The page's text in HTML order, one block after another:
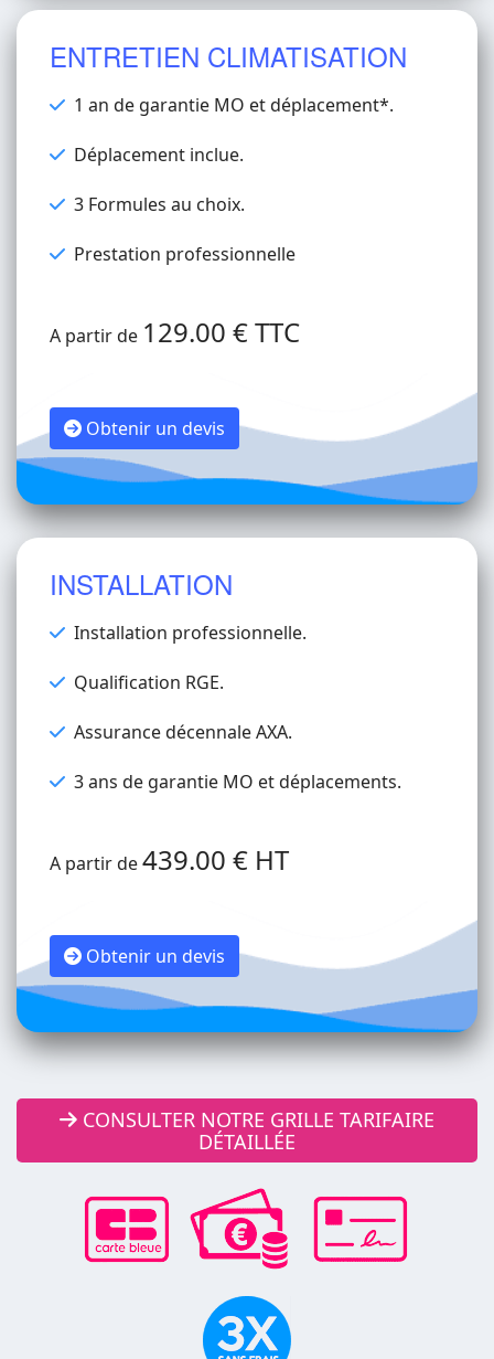
ENTRETIEN CLIMATISATION
1 an de garantie MO et déplacement*.
Déplacement inclue.
3 Formules au choix.
Prestation professionnelle
A partir de 129.00 € TTC
Obtenir un devis
INSTALLATION
Installation professionnelle.
Qualification RGE.
Assurance décennale AXA.
3 ans de garantie MO et déplacements.
A partir de439.00 € HT
Obtenir un devis
CONSULTER NOTRE GRILLE TARIFAIRE
DÉTAILLÉE